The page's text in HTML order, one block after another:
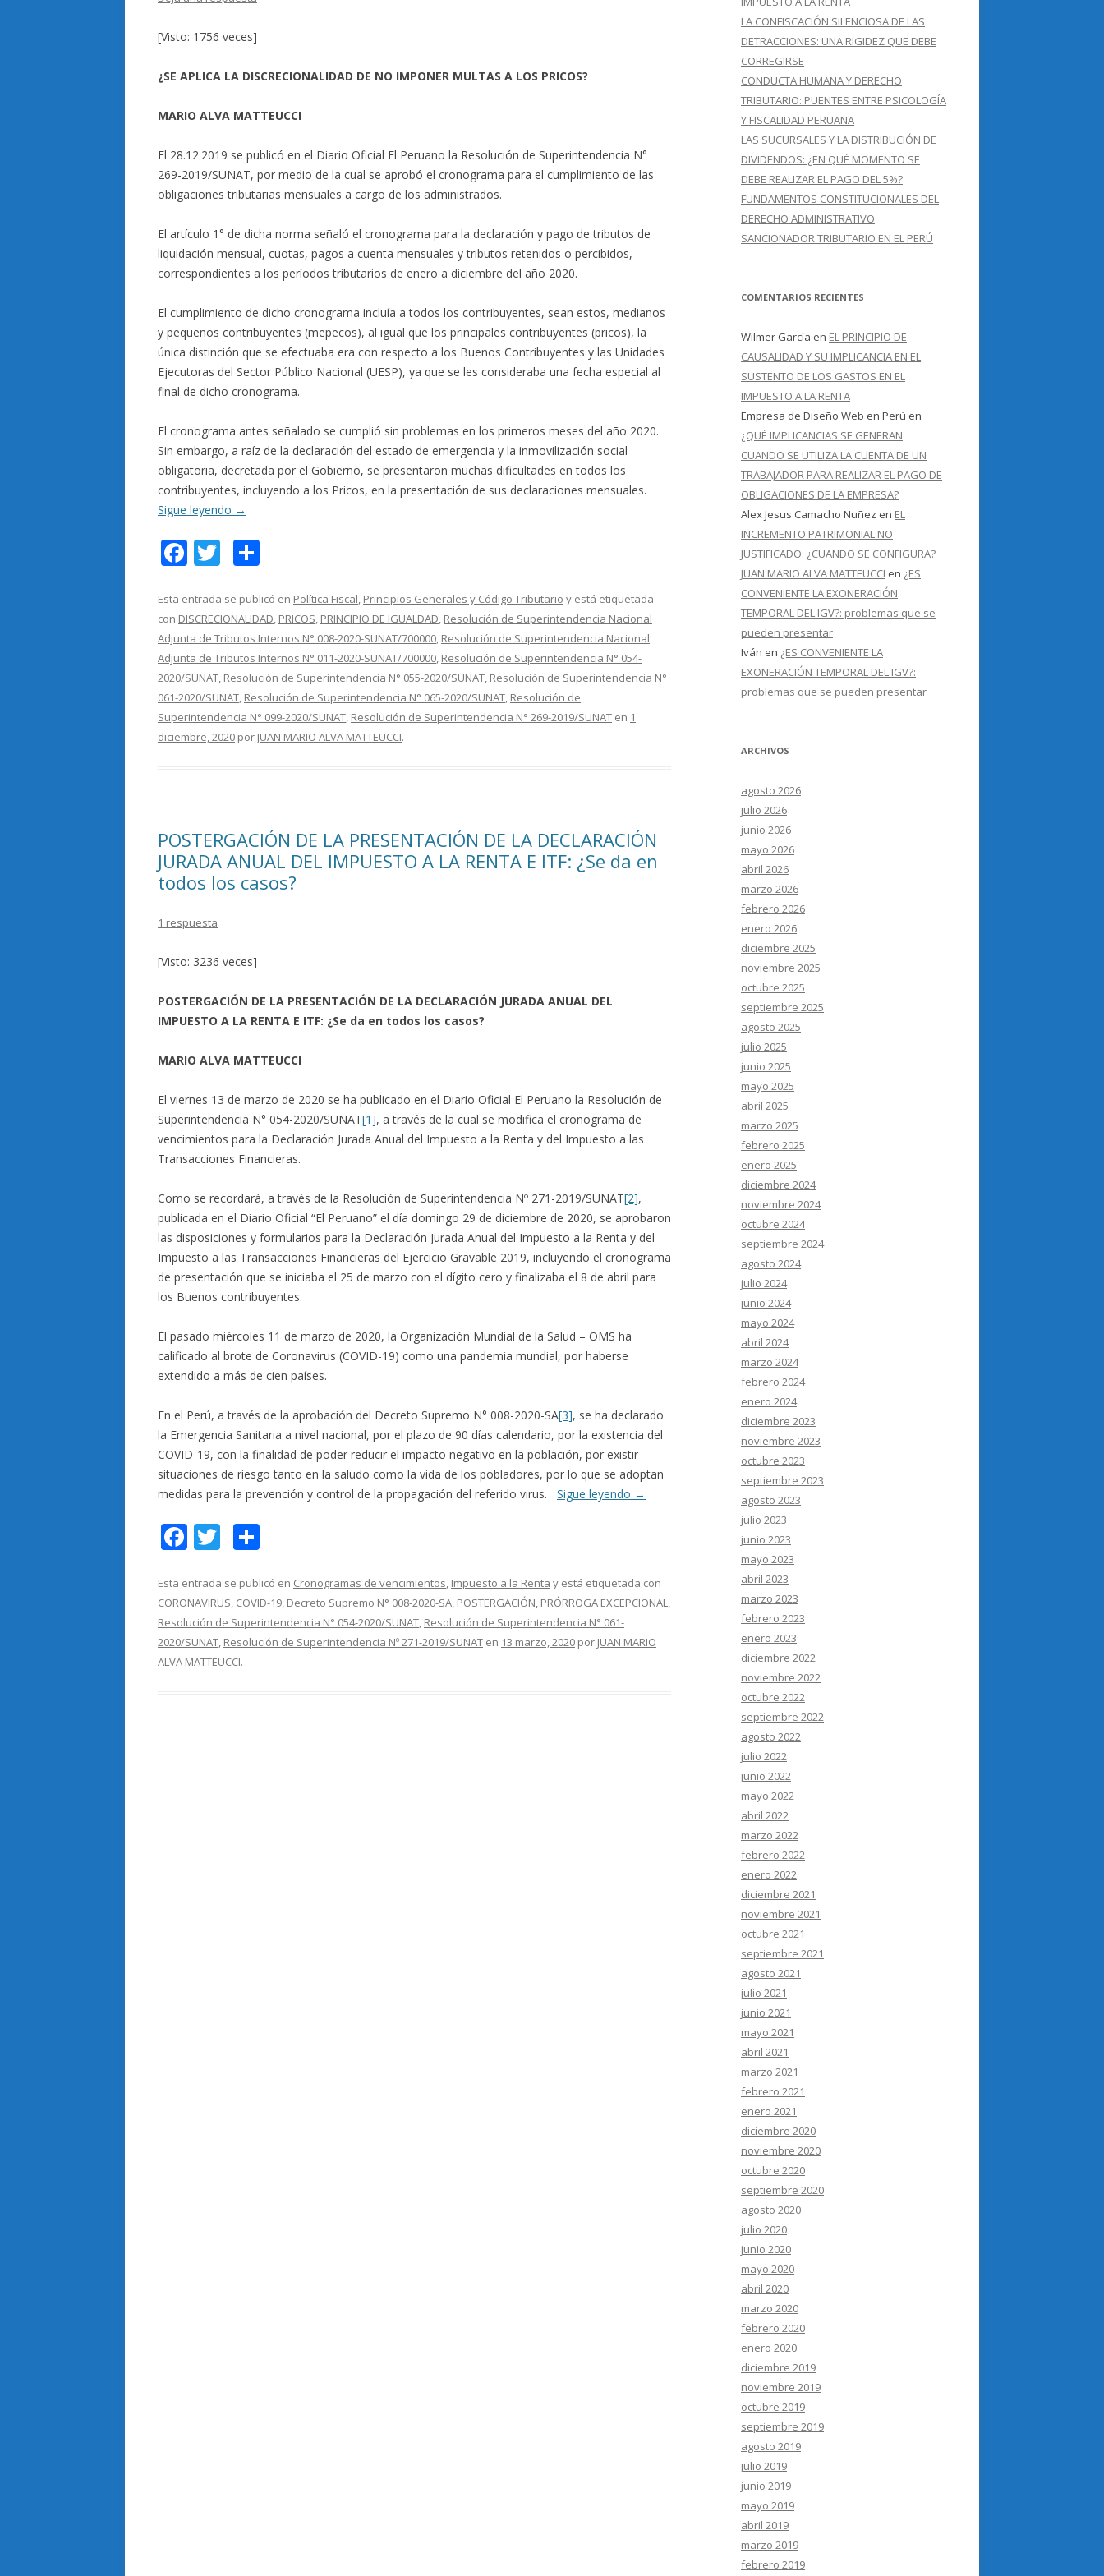
[Visto: 1756 veces]
¿SE APLICA LA DISCRECIONALIDAD DE NO IMPONER MULTAS A LOS PRICOS?
MARIO ALVA MATTEUCCI
El 28.12.2019 se publicó en el Diario Oficial El Peruano la Resolución de Superintendencia N°
269-2019/SUNAT, por medio de la cual se aprobó el cronograma para el cumplimiento de las
obligaciones tributarias mensuales a cargo de los administrados.
El artículo 1° de dicha norma señaló el cronograma para la declaración y pago de tributos de
liquidación mensual, cuotas, pagos a cuenta mensuales y tributos retenidos o percibidos,
correspondientes a los períodos tributarios de enero a diciembre del año 2020.
El cumplimiento de dicho cronograma incluía a todos los contribuyentes, sean estos, medianos
y pequeños contribuyentes (mepecos), al igual que los principales contribuyentes (pricos), la
única distinción que se efectuaba era con respecto a los Buenos Contribuyentes y las Unidades
Ejecutoras del Sector Público Nacional (UESP), ya que se les consideraba una fecha especial al
final de dicho cronograma.
El cronograma antes señalado se cumplió sin problemas en los primeros meses del año 2020.
Sin embargo, a raíz de la declaración del estado de emergencia y la inmovilización social
obligatoria, decretada por el Gobierno, se presentaron muchas dificultades en todos los
contribuyentes, incluyendo a los Pricos, en la presentación de sus declaraciones mensuales.
Sigue leyendo →
F
e
b
o
o
k
T
itt
er
m
p
ar
ti
r
Esta entrada se publicó en Política Fiscal, Principios Generales y Código Tributario y está etiquetada
con DISCRECIONALIDAD, PRICOS, PRINCIPIO DE IGUALDAD, Resolución de Superintendencia Nacional
Adjunta de Tributos Internos N° 008-2020-SUNAT/700000, Resolución de Superintendencia Nacional
Adjunta de Tributos Internos N° 011-2020-SUNAT/700000, Resolución de Superintendencia N° 054-
2020/SUNAT, Resolución de Superintendencia N° 055-2020/SUNAT, Resolución de Superintendencia N°
061-2020/SUNAT, Resolución de Superintendencia N° 065-2020/SUNAT, Resolución de
Superintendencia N° 099-2020/SUNAT, Resolución de Superintendencia N° 269-2019/SUNAT en 1
diciembre, 2020 por JUAN MARIO ALVA MATTEUCCI.
POSTERGACIÓN DE LA PRESENTACIÓN DE LA DECLARACIÓN
JURADA ANUAL DEL IMPUESTO A LA RENTA E ITF: ¿Se da en
todos los casos?
1 respuesta
[Visto: 3236 veces]
POSTERGACIÓN DE LA PRESENTACIÓN DE LA DECLARACIÓN JURADA ANUAL DEL
IMPUESTO A LA RENTA E ITF: ¿Se da en todos los casos?
MARIO ALVA MATTEUCCI
El viernes 13 de marzo de 2020 se ha publicado en el Diario Oficial El Peruano la Resolución de
Superintendencia N° 054-2020/SUNAT[1], a través de la cual se modifica el cronograma de
vencimientos para la Declaración Jurada Anual del Impuesto a la Renta y del Impuesto a las
Transacciones Financieras.
Como se recordará, a través de la Resolución de Superintendencia Nº 271-2019/SUNAT[2],
publicada en el Diario Oficial “El Peruano” el día domingo 29 de diciembre de 2020, se aprobaron
las disposiciones y formularios para la Declaración Jurada Anual del Impuesto a la Renta y del
Impuesto a las Transacciones Financieras del Ejercicio Gravable 2019, incluyendo el cronograma
de presentación que se iniciaba el 25 de marzo con el dígito cero y finalizaba el 8 de abril para
los Buenos contribuyentes.
El pasado miércoles 11 de marzo de 2020, la Organización Mundial de la Salud – OMS ha
calificado al brote de Coronavirus (COVID-19) como una pandemia mundial, por haberse
extendido a más de cien países.
En el Perú, a través de la aprobación del Decreto Supremo N° 008-2020-SA[3], se ha declarado
la Emergencia Sanitaria a nivel nacional, por el plazo de 90 días calendario, por la existencia del
COVID-19, con la finalidad de poder reducir el impacto negativo en la población, por existir
situaciones de riesgo tanto en la saludo como la vida de los pobladores, por lo que se adoptan
medidas para la prevención y control de la propagación del referido virus. Sigue leyendo →
F
e
b
o
o
T
itt
er
m
p
ar
Esta entrada se publicó en Cronogramas de vencimientos, Impuesto a la Renta y está etiquetada con
CORONAVIRUS, COVID-19, Decreto Supremo N° 008-2020-SA, POSTERGACIÓN, PRÓRROGA EXCEPCIONAL,
Resolución de Superintendencia N° 054-2020/SUNAT, Resolución de Superintendencia N° 061-
2020/SUNAT, Resolución de Superintendencia Nº 271-2019/SUNAT en 13 marzo, 2020 por JUAN MARIO
ALVA MATTEUCCI.
LA CONFISCACIÓN SILENCIOSA DE LAS
DETRACCIONES: UNA RIGIDEZ QUE DEBE
CORREGIRSE
CONDUCTA HUMANA Y DERECHO
TRIBUTARIO: PUENTES ENTRE PSICOLOGÍA
Y FISCALIDAD PERUANA
LAS SUCURSALES Y LA DISTRIBUCIÓN DE
DIVIDENDOS: ¿EN QUÉ MOMENTO SE
DEBE REALIZAR EL PAGO DEL 5%?
FUNDAMENTOS CONSTITUCIONALES DEL
DERECHO ADMINISTRATIVO
SANCIONADOR TRIBUTARIO EN EL PERÚ
COMENTARIOS RECIENTES
Wilmer García en EL PRINCIPIO DE
CAUSALIDAD Y SU IMPLICANCIA EN EL
SUSTENTO DE LOS GASTOS EN EL
IMPUESTO A LA RENTA
Empresa de Diseño Web en Perú en
¿QUÉ IMPLICANCIAS SE GENERAN
CUANDO SE UTILIZA LA CUENTA DE UN
TRABAJADOR PARA REALIZAR EL PAGO DE
OBLIGACIONES DE LA EMPRESA?
Alex Jesus Camacho Nuñez en EL
INCREMENTO PATRIMONIAL NO
JUSTIFICADO: ¿CUANDO SE CONFIGURA?
JUAN MARIO ALVA MATTEUCCI en ¿ES
CONVENIENTE LA EXONERACIÓN
TEMPORAL DEL IGV?: problemas que se
pueden presentar
Iván en ¿ES CONVENIENTE LA
EXONERACIÓN TEMPORAL DEL IGV?:
problemas que se pueden presentar
ARCHIVOS
agosto 2026
julio 2026
junio 2026
mayo 2026
abril 2026
marzo 2026
febrero 2026
enero 2026
diciembre 2025
noviembre 2025
octubre 2025
septiembre 2025
agosto 2025
julio 2025
junio 2025
mayo 2025
abril 2025
marzo 2025
febrero 2025
enero 2025
diciembre 2024
noviembre 2024
octubre 2024
septiembre 2024
agosto 2024
julio 2024
junio 2024
mayo 2024
abril 2024
marzo 2024
febrero 2024
enero 2024
diciembre 2023
noviembre 2023
octubre 2023
septiembre 2023
agosto 2023
julio 2023
junio 2023
mayo 2023
abril 2023
marzo 2023
febrero 2023
enero 2023
diciembre 2022
noviembre 2022
octubre 2022
septiembre 2022
agosto 2022
julio 2022
junio 2022
mayo 2022
abril 2022
marzo 2022
febrero 2022
enero 2022
diciembre 2021
noviembre 2021
octubre 2021
septiembre 2021
agosto 2021
julio 2021
junio 2021
mayo 2021
abril 2021
marzo 2021
febrero 2021
enero 2021
diciembre 2020
noviembre 2020
octubre 2020
septiembre 2020
agosto 2020
julio 2020
junio 2020
mayo 2020
abril 2020
marzo 2020
febrero 2020
enero 2020
diciembre 2019
noviembre 2019
octubre 2019
septiembre 2019
agosto 2019
julio 2019
junio 2019
mayo 2019
abril 2019
marzo 2019
febrero 2019